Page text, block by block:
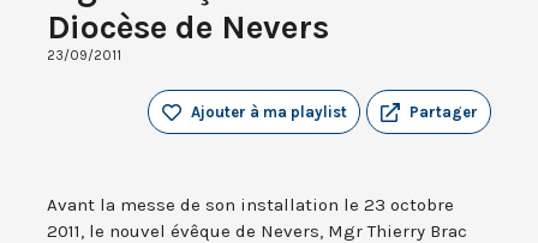
Diocèse de Nevers
23/09/2011
Partager
Ajouter à ma playlist
Avant la messe de son installation le 23 octobre
2011, le nouvel évêque de Nevers, Mgr Thierry Brac